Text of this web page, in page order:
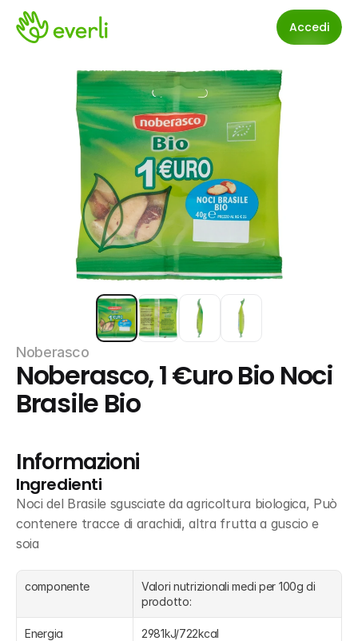
Accedi
Noberasco
Noberasco, 1 €uro Bio Noci
Brasile Bio
Informazioni
Ingredienti
Noci del Brasile sgusciate da agricoltura biologica, Può
contenere tracce di arachidi, altra frutta a guscio e
soia
componente
Valori nutrizionali medi per 100g di
prodotto:
Energia 2981kJ/722kcal